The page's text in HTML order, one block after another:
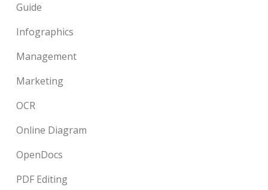
Guide
Infographics
Management
Marketing
OCR
Online Diagram
OpenDocs
PDF Editing